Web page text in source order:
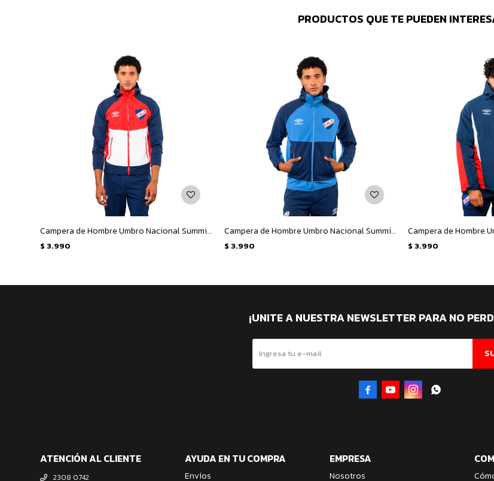
PRODUCTOS QUE TE PUEDEN
Campera de Hombre Umbro Nacional Summit - Azul - Rojo
$ 3.990
Campera de Hombre Umbro Nacional Summit - Azul Petroleo
$ 3.990 $ 3.990
ATENCIÓN AL CLIENTE
2308 0742
AYUDA EN TU COMPRA
Envíos
EMPRESA
Nosotros
¡UNITE A NUESTRA NEWSLETTER PARA NO
   